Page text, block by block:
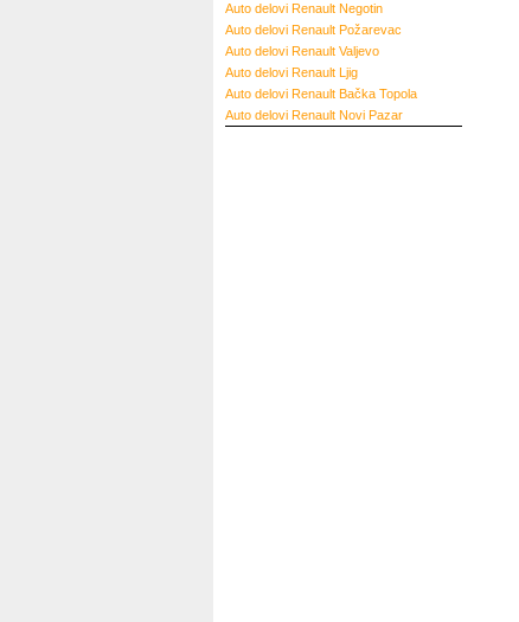
Auto delovi Renault Negotin
Auto delovi Renault Požarevac
Auto delovi Renault Valjevo
Auto delovi Renault Ljig
Auto delovi Renault Bačka Topola
Auto delovi Renault Novi Pazar